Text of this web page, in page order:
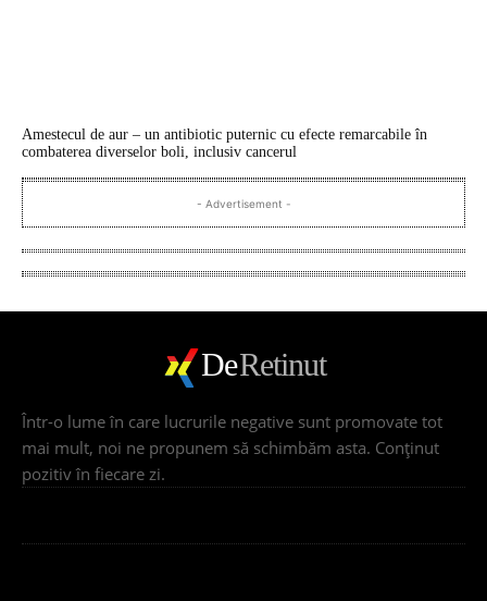
Amestecul de aur – un antibiotic puternic cu efecte remarcabile în
combaterea diverselor boli, inclusiv cancerul
- Advertisement -
DeRetinut
Într-o lume în care lucrurile negative sunt promovate tot
mai mult, noi ne propunem să schimbăm asta. Conţinut
pozitiv în fiecare zi.